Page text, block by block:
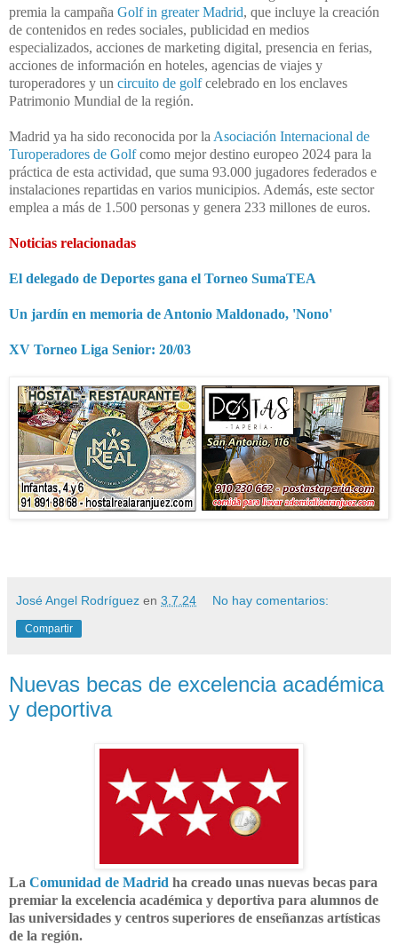
premia la campaña Golf in greater Madrid, que incluye la creación
de contenidos en redes sociales, publicidad en medios
especializados, acciones de marketing digital, presencia en ferias,
acciones de información en hoteles, agencias de viajes y
turoperadores y un circuito de golfcelebrado en los enclaves
Patrimonio Mundial de la región.
Madrid ya ha sido reconocida por la Asociación Internacional de
Turoperadores de Golfcomo mejor destino europeo 2024 para la
práctica de esta actividad, que suma 93.000 jugadores federados e
instalaciones repartidas en varios municipios. Además, este sector
emplea a más de 1.500 personas y genera 233 millones de euros.
Noticias relacionadas
El delegado de Deportes gana el Torneo SumaTEA
Un jardín en memoria de Antonio Maldonado, 'Nono'
XV Torneo Liga Senior: 20/03
José Angel Rodríguez en 3.7.24 No hay comentarios:
Compartir
Nuevas becas de excelencia académica
y deportiva
La Comunidad de Madrid ha creado unas nuevas becas para
premiar la excelencia académica y deportiva para alumnos de
las universidades y centros superiores de enseñanzas artísticas
de la región.